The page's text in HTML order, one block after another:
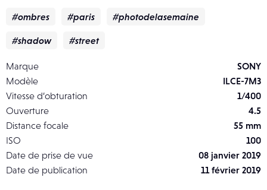
#ombres #paris #photodelasemaine
#shadow #street
Marque
SONY
Modèle
ILCE-7M3
Vitesse d’obturation
1/400
Ouverture
4.5
Distance focale
55 mm
ISO
100
Date de prise de vue
08 janvier 2019
Date de publication
11 février 2019